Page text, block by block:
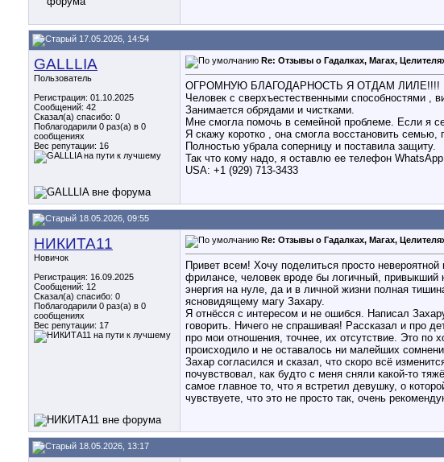
17.05.2026, 14:54
GALLLIA
Пользователь
Регистрация: 01.10.2025
Сообщений: 42
Сказал(а) спасибо: 0
Поблагодарили 0 раз(а) в 0
сообщениях
Вес репутации: 16
Re: Отзывы о Гадалках, Магах,
ОГРОМНУЮ БЛАГОДАРНОСТЬ Я ОТДАМ ЛИЛЕ!!!!
Человек с сверхъестественными способностями ,
Занимается обрядами и чистками.
Мне смогла помочь в семейной проблеме. Если я
Я скажу коротко , она смогла восстановить
Полностью убрала соперницу и поставила защиту.
Так что кому надо, я оставлю ее телефон
USA: +1 (929) 713-3433
18.05.2026, 09:55
НИКИТА11
Новичок
Регистрация: 16.09.2025
Сообщений: 12
Сказал(а) спасибо: 0
Поблагодарили 0 раз(а) в 0
сообщениях
Вес репутации: 17
Re: Отзывы о Гадалках, Магах,
Привет всем! Хочу поделиться просто
фрилансе, человек вроде бы логичный, привыкший
энергия на нуле, да и в личной жизни полная
ясновидящему магу Захару.
Я отнёсся с интересом и не ошибся. Написал
говорить. Ничего не спрашивая! Рассказал и про
про мои отношения, точнее, их отсутствие. Это по
происходило и не оставалось ни малейших
Захар согласился и сказал, что скоро всё
почувствовал, как будто с меня сняли какой-то
самое главное то, что я встретил девушку, о
чувствуете, что это не просто так, очень
18.05.2026, 13:17